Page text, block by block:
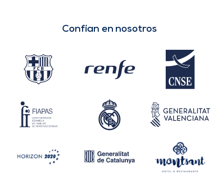
Confían en nosotros